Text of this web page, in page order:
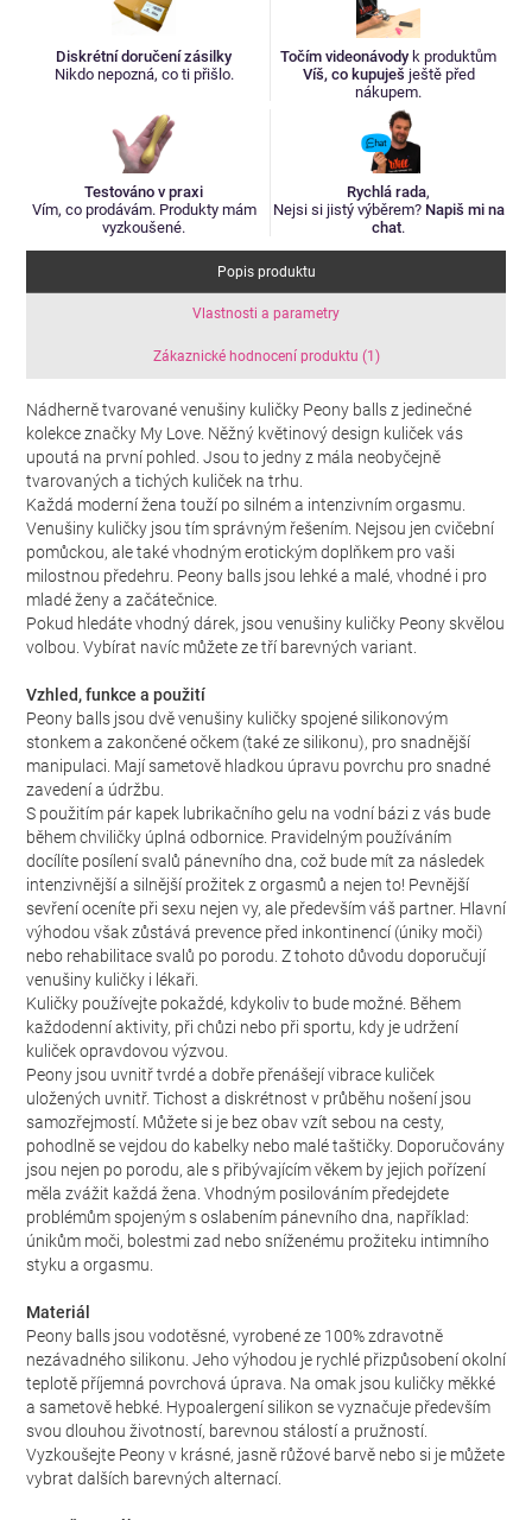
Diskrétní doručení zásilky
Nikdo nepozná, co ti přišlo.
Točím videonávody k produktům
Víš, co kupuješ ještě před
nákupem.
Testováno v praxi
Vím, co prodávám. Produkty mám
vyzkoušené.
Rychlá rada,
Nejsi si jistý výběrem? Napiš mi na
chat.
Popis produktu
Vlastnosti a parametry
Zákaznické hodnocení produktu (1)
Nádherně tvarované venušiny kuličky Peony balls z jedinečné
kolekce značky My Love. Něžný květinový design kuliček vás
upoutá na první pohled. Jsou to jedny z mála neobyčejně
tvarovaných a tichých kuliček na trhu.
Každá moderní žena touží po silném a intenzivním orgasmu.
Venušiny kuličky jsou tím správným řešením. Nejsou jen cvičební
pomůckou, ale také vhodným erotickým doplňkem pro vaši
milostnou předehru. Peony balls jsou lehké a malé, vhodné i pro
mladé ženy a začátečnice.
Pokud hledáte vhodný dárek, jsou venušiny kuličky Peony skvělou
volbou. Vybírat navíc můžete ze tří barevných variant.
Vzhled, funkce a použití
Peony balls jsou dvě venušiny kuličky spojené silikonovým
stonkem a zakončené očkem (také ze silikonu), pro snadnější
manipulaci. Mají sametově hladkou úpravu povrchu pro snadné
zavedení a údržbu.
S použitím pár kapek lubrikačního gelu na vodní bázi z vás bude
během chviličky úplná odbornice. Pravidelným používáním
docílíte posílení svalů pánevního dna, což bude mít za následek
intenzivnější a silnější prožitek z orgasmů a nejen to! Pevnější
sevření oceníte při sexu nejen vy, ale především váš partner. Hlavní
výhodou však zůstává prevence před inkontinencí (úniky moči)
nebo rehabilitace svalů po porodu. Z tohoto důvodu doporučují
venušiny kuličky i lékaři.
Kuličky používejte pokaždé, kdykoliv to bude možné. Během
každodenní aktivity, při chůzi nebo při sportu, kdy je udržení
kuliček opravdovou výzvou.
Peony jsou uvnitř tvrdé a dobře přenášejí vibrace kuliček
uložených uvnitř. Tichost a diskrétnost v průběhu nošení jsou
samozřejmostí. Můžete si je bez obav vzít sebou na cesty,
pohodlně se vejdou do kabelky nebo malé taštičky. Doporučovány
jsou nejen po porodu, ale s přibývajícím věkem by jejich pořízení
měla zvážit každá žena. Vhodným posilováním předejdete
problémům spojeným s oslabením pánevního dna, například:
únikům moči, bolestmi zad nebo sníženému prožiteku intimního
styku a orgasmu.
Materiál
Peony balls jsou vodotěsné, vyrobené ze 100% zdravotně
nezávadného silikonu. Jeho výhodou je rychlé přizpůsobení okolní
teplotě příjemná povrchová úprava. Na omak jsou kuličky měkké
a sametově hebké. Hypoalergení silikon se vyznačuje především
svou dlouhou životností, barevnou stálostí a pružností.
Vyzkoušejte Peony v krásné, jasně růžové barvě nebo si je můžete
vybrat dalších barevných alternací.